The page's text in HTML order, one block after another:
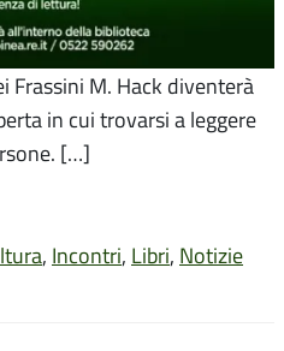
Frassini M. Hack diventerà
in cui trovarsi a leggere
[…]
, Incontri, Libri, Notizie